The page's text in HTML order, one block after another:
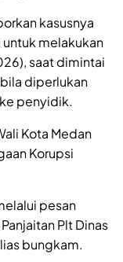
kasusnya
melakukan
saat dimintai
diperlukan
penyidik.
Kota Medan
Korupsi
pesan
Plt Dinas
bungkam.